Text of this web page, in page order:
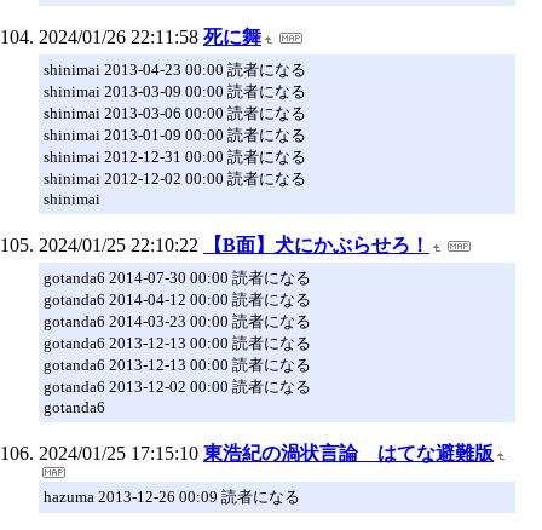
2024/01/26 22:11:58 死に舞
shinimai 2013-04-23 00:00 読者になる
shinimai 2013-03-09 00:00 読者になる
shinimai 2013-03-06 00:00 読者になる
shinimai 2013-01-09 00:00 読者になる
shinimai 2012-12-31 00:00 読者になる
shinimai 2012-12-02 00:00 読者になる
shinimai
2024/01/25 22:10:22 【B面】犬にかぶらせろ！
gotanda6 2014-07-30 00:00 読者になる
gotanda6 2014-04-12 00:00 読者になる
gotanda6 2014-03-23 00:00 読者になる
gotanda6 2013-12-13 00:00 読者になる
gotanda6 2013-12-13 00:00 読者になる
gotanda6 2013-12-02 00:00 読者になる
gotanda6
2024/01/25 17:15:10 東浩紀の渦状言論 はてな避難版
hazuma 2013-12-26 00:09 読者になる